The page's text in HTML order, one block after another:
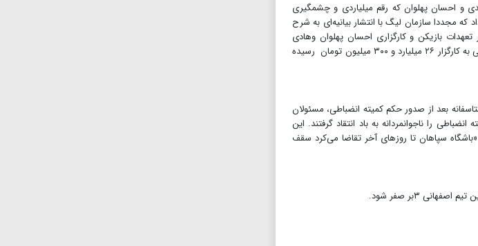
محمدی و احسان پهلوان که رقم میلیاردی و چشمگیری
که مجددا سازمان لیگ با انتشار بیانیه‌ای به شرح
بازیکن و کارگزاری احسان پهلوان وهادی
محمدی، تعهد پرداخت حق کارگزاری(ایجنتی) کاوه رضایی را هم متقبل شده و مجموع تعهد پرداختی به کارگزار ۲۶ میلیارد و ۳۰۰ میلیون تومان رسیده
بعد از صدور حکم کمیته انضباطی، مسئولان
را ناجوانمردانه به باد انتقاد گرفتند. این
سپاهان تا روزهای آخر تقاضا می‌کرد سقف
۳بر صفر شود.